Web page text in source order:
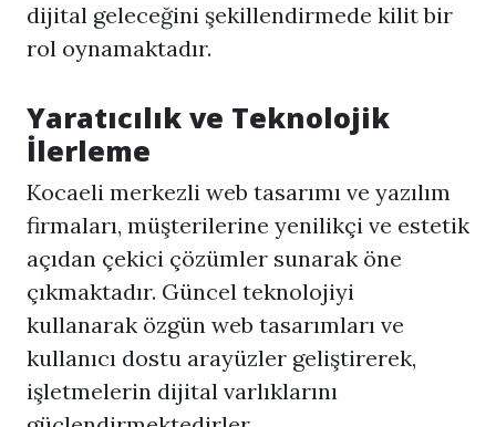
dijital geleceğini şekillendirmede kilit bir
rol oynamaktadır.
Yaratıcılık ve Teknolojik
İlerleme
Kocaeli merkezli web tasarımı ve yazılım
firmaları, müşterilerine yenilikçi ve estetik
açıdan çekici çözümler sunarak öne
çıkmaktadır. Güncel teknolojiyi
kullanarak özgün web tasarımları ve
kullanıcı dostu arayüzler geliştirerek,
işletmelerin dijital varlıklarını